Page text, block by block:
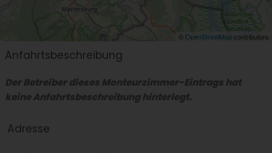
© OpenStreetMapcontributors
Anfahrtsbeschreibung
Der Betreiber dieses Monteurzimmer-Eintrags hat
keine Anfahrtsbeschreibung hinterlegt.
Adresse